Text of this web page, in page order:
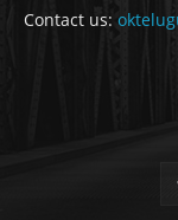
Contact us: